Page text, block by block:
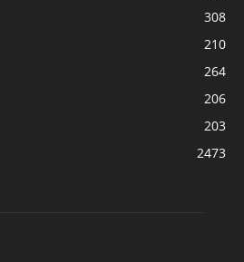
308
210
264
206
203
2473